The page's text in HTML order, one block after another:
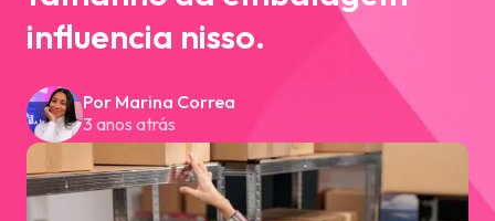
influencia nisso.
Por Marina Correa
3 anos atrás